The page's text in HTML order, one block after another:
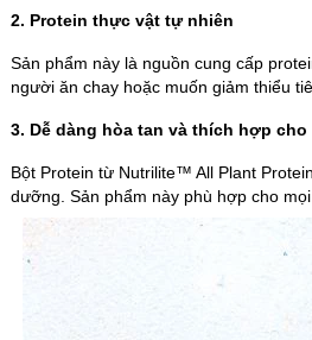
2. Protein thực vật tự nhiên
Sản phẩm này là nguồn cung cấp
người ăn chay hoặc muốn giảm thiểu
3. Dễ dàng hòa tan và thích hợp
Bột Protein từ Nutrilite™ All Plant
dưỡng. Sản phẩm này phù hợp cho